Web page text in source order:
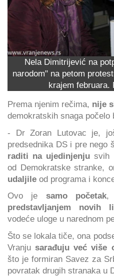
Nela Dimitrijević na
narodom" na petom
krajem februara.
Prema njenim rečima, nije
demokratskih snaga počelo
- Dr Zoran Lutovac je,
predsednika DS i pre nego
raditi na ujedinjenjusvih
od Demokratske stranke,
udaljile od programa i
Ovo je samo početak,
predstavljanjem novih
vodeće uloge u narednom
Što se lokala tiče, ona
Vranjusarađuju već više
što je formiran Savez za
povratak drugih stranaka u